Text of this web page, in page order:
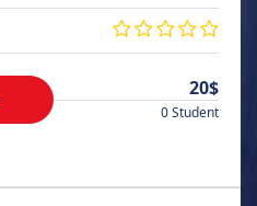
20$
0 Student